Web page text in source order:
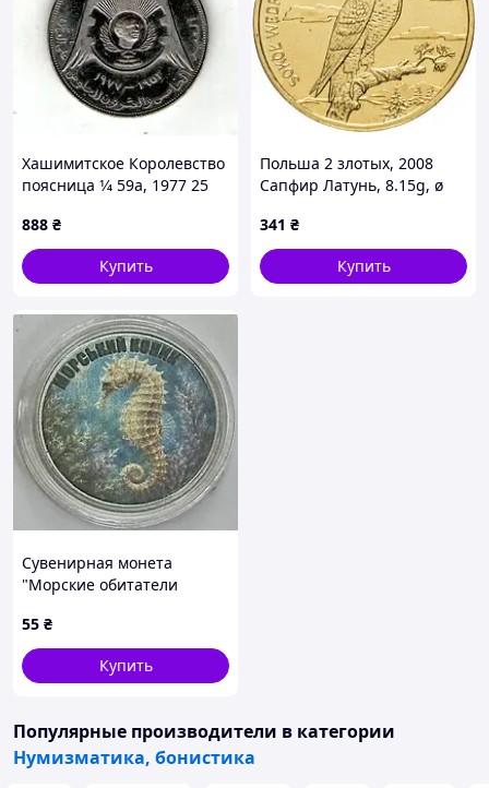
Хашимитское Королевство
поясница 1⁄4 59а, 1977 25
короля Хуссейна Медно-
никелевый сплав редкосн
No4152
888 ₴
Купить
Польша 2 злотых, 2008
Сапфир Латунь, 8.15g, ø
341 ₴
Купить
Сувенирная монета
"Морские обитатели
(на основе 5 копеек
Украины)
55 ₴
Купить
Популярные производители в категории
Нумизматика, бонистика